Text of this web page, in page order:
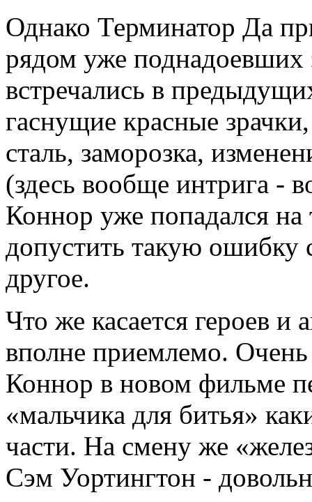
Однако Терминатор Да
рядом уже поднадоевших
встречались в
гаснущие красные
сталь, заморозка,
(здесь вообще интрига -
Коннор уже попадался на
допустить такую ошибку
другое.
Что же касается героев и
вполне приемлемо.
Коннор в новом фильме
«мальчика для битья»
части. На смену же
Сэм Уортингтон -